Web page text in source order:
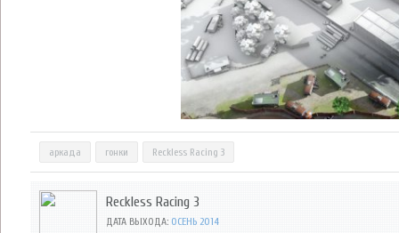
аркада гонки Reckless Racing 3
Reckless Racing 3
ДАТА ВЫХОДА: ОСЕНЬ 2014